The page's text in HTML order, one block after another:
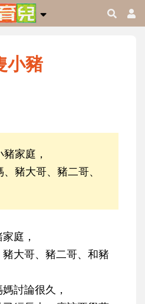
小豬
家庭，
豬大哥、豬二哥、
庭，
大哥、豬二哥、和豬
討論很久，